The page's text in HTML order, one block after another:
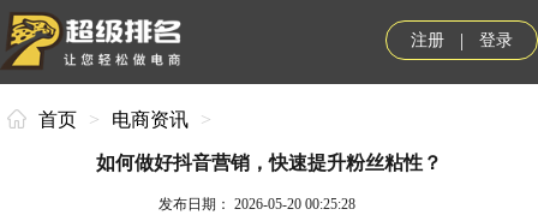
注册 | 登录
首页 > 电商资讯 >
如何做好抖音营销，快速提升粉丝粘性？
发布日期： 2026-05-20 00:25:28